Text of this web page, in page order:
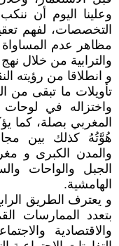
وعلينا اليوم أن
التخصصات، لفهم
مظاهر عدم المساواة
والترابية من خلال
و انطلاقا من رؤيته
تأويلات ما تبقى من
واختزاله في لوحات
المغربي بصلة، كما
هُوَّتُهُ كذلك بين
والمدن الكبرى و
الجبل والواحات
الهامشية.
و يعترف الطريق
بتعدد الممارسات
والاقتصادية